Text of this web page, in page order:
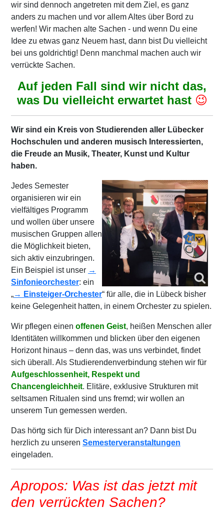
wir sind dennoch angetreten mit dem Ziel, es ganz
anders zu machen und vor allem Altes über Bord zu
werfen! Wir machen alte Sachen - und wenn Du eine
Idee zu etwas ganz Neuem hast, dann bist Du vielleicht
bei uns goldrichtig! Denn manchmal machen auch wir
verrückte Sachen.
Auf jeden Fall sind wir nicht das,
was Du vielleicht erwartet hast 😉
Wir sind ein Kreis von Studierenden aller Lübecker
Hochschulen und anderen musisch Interessierten,
die Freude an Musik, Theater, Kunst und Kultur
haben.
Jedes Semester
organisieren wir ein
vielfältiges Programm
und wollen über unsere
musischen Gruppen allen
die Möglichkeit bieten,
sich aktiv einzubringen.
Ein Beispiel ist unser →
Sinfonieorchester: ein
„→ Einsteiger-Orchester“ für alle, die in Lübeck bisher
keine Gelegenheit hatten, in einem Orchester zu spielen.
Wir pflegen einen offenen Geist, heißen Menschen aller
Identitäten willkommen und blicken über den eigenen
Horizont hinaus – denn das, was uns verbindet, findet
sich überall. Als Studierendenverbindung stehen wir für
Aufgeschlossenheit, Respekt und
Chancengleichheit. Elitäre, exklusive Strukturen mit
seltsamen Ritualen sind uns fremd; wir wollen an
unserem Tun gemessen werden.
Das hörtg sich für Dich interessant an? Dann bist Du
herzlich zu unseren Semesterveranstaltungen
eingeladen.
Apropos: Was ist das jetzt mit
den verrückten Sachen?